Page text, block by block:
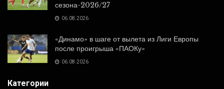
сезона-2026/27
06.08.2026
«Динамо» в шаге от вылета из Лиги Европы
после проигрыша «ПАОКу»
06.08.2026
Категории